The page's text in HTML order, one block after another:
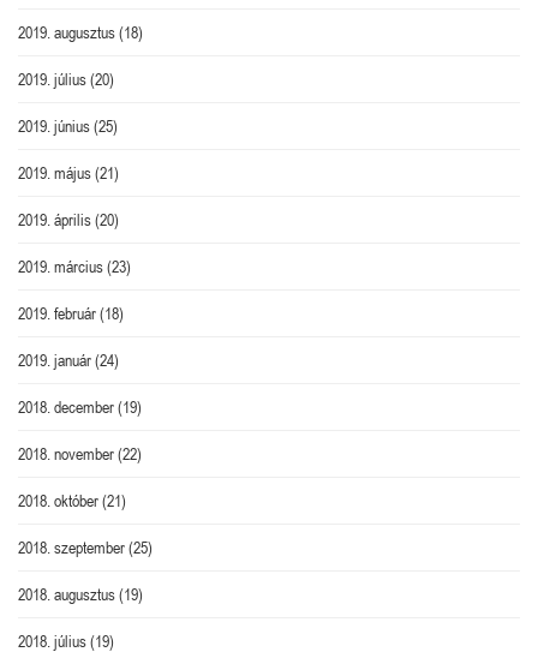
2019. augusztus(18)
2019. július(20)
2019. június(25)
2019. május(21)
2019. április(20)
2019. március(23)
2019. február(18)
2019. január(24)
2018. december(19)
2018. november(22)
2018. október(21)
2018. szeptember(25)
2018. augusztus(19)
2018. július(19)